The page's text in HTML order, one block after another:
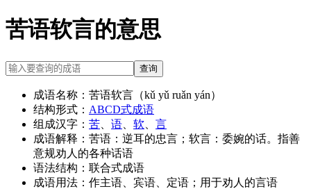
苦语软言的意思
查询
成语名称： 苦语软言（kǔ yǔ ruǎn yán）
结构形式： ABCD式成语
组成汉字： 苦 语 软
言
成语解释： 苦语：逆耳的忠言；软言：委婉的话。指善
意规劝人的各种话语
语法结构： 联合式成语
成语用法： 作主语、宾语、定语；用于劝人的言语